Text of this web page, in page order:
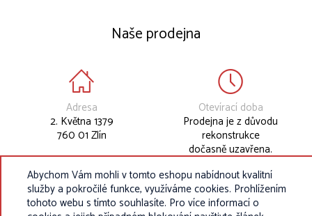
Naše prodejna
Adresa
2. Května 1379
760 01 Zlín
Otevírací doba
Prodejna je z důvodu
rekonstrukce
dočasně uzavřena.
Abychom Vám mohli v tomto eshopu nabídnout kvalitní
služby a pokročilé funkce, využíváme cookies. Prohlížením
tohoto webu s tímto souhlasíte. Pro více informací o